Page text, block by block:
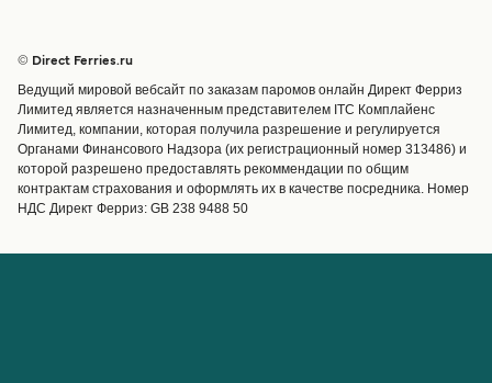
Страны
Обслуживание клиентов
Операторы
Маршруты и порты
Special Offers
Предлагает
Паромные билеты
Грузоперевозки
© Direct Ferries.ru
Ведущий мировой вебсайт по заказам паромов онлайн Директ Ферриз
Лимитед является назначенным представителем ITC Комплайенс
Лимитед, компании, которая получила разрешение и регулируется
Органами Финансового Надзора (их регистрационный номер 313486) и
которой разрешено предоставлять рекоммендации по общим
контрактам страхования и оформлять их в качестве посредника. Номер
НДС Директ Ферриз: GB 238 9488 50